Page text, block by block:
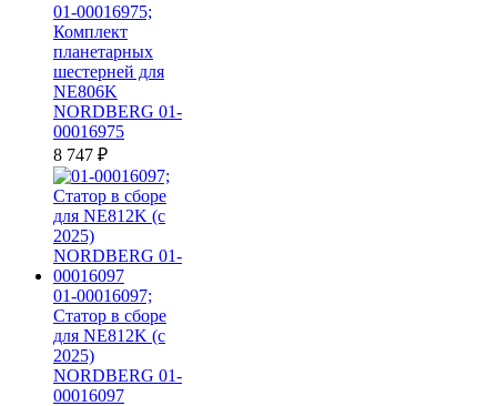
01-00016975;
Комплект
планетарных
шестерней для
NE806K
NORDBERG 01-
00016975
8 747 ₽
01-00016097;
Статор в сборе
для NE812K (c
2025)
NORDBERG 01-
00016097